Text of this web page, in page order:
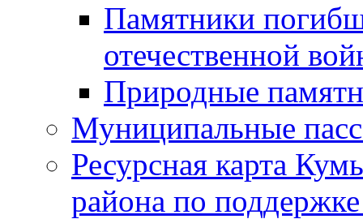
Памятники
отечественной
Природные
Муниципальные
Ресурсная карта
района по